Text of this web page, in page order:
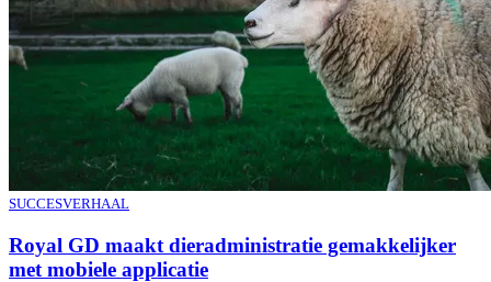
SUCCESVERHAAL
Royal GD maakt dieradministratie gemakkelijker
met mobiele applicatie